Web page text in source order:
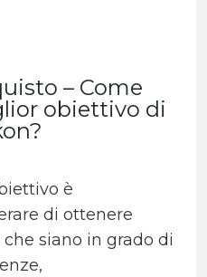
– Come
obiettivo di
è
di ottenere
siano in grado di